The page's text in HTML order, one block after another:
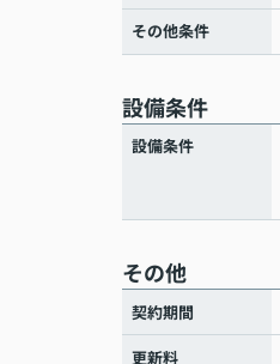
その他条件
設備条件
設備条件
その他
契約期間
更新料